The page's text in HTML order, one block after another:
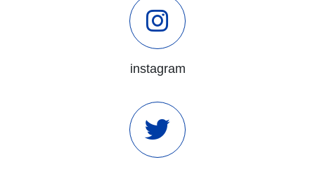
instagram